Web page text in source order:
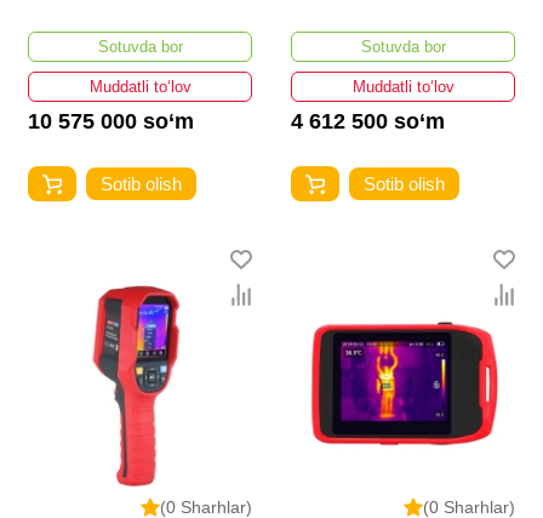
Sotuvda bor
Muddatli to‘lov
10 575 000 so‘m
Sotib olish
Sotuvda bor
Muddatli to‘lov
4 612 500 so‘m
Sotib olish
(0 Sharhlar)
(0 Sharhlar)